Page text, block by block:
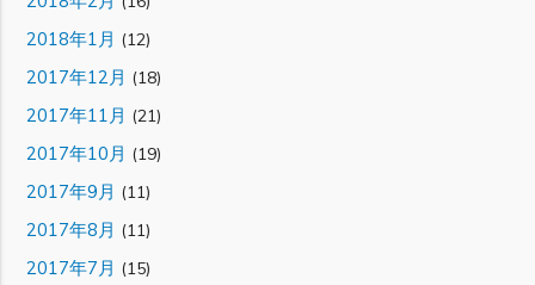
2018年1月 (12)
2017年12月 (18)
2017年11月 (21)
2017年10月 (19)
2017年9月 (11)
2017年8月 (11)
2017年7月 (15)